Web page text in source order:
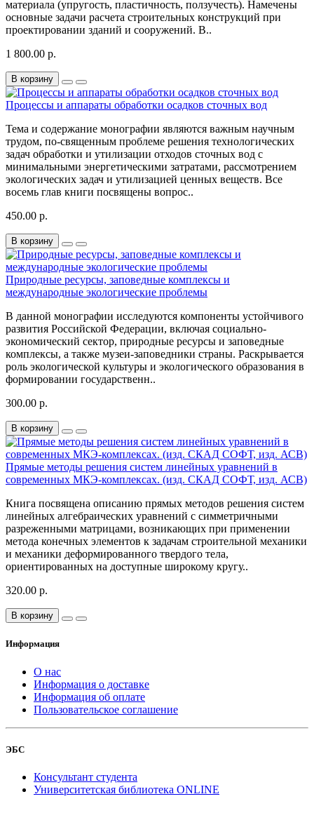
материала (упругость, пластичность, ползучесть). Намечены
основные задачи расчета строительных конструкций при
проектировании зданий и сооружений. В..
1 800.00 р.
В корзину
Процессы и аппараты обработки осадков сточных вод
Тема и содержание монографии являются важным научным
трудом, по-священным проблеме решения технологических
задач обработки и утилизации отходов сточных вод с
минимальными энергетическими затратами, рассмотрением
экологических задач и утилизацией ценных веществ. Все
восемь глав книги посвящены вопрос..
450.00 р.
В корзину
Природные ресурсы, заповедные комплексы и
международные экологические проблемы
В данной монографии исследуются компоненты устойчивого
развития Российской Федерации, включая социально-
экономический сектор, природные ресурсы и заповедные
комплексы, а также музеи-заповедники страны. Раскрывается
роль экологической культуры и экологического образования в
формировании государственн..
300.00 р.
В корзину
Прямые методы решения систем линейных уравнений в
современных МКЭ-комплексах. (изд. СКАД СОФТ, изд. АСВ)
Книга посвящена описанию прямых методов решения систем
линейных алгебраических уравнений с симметричными
разреженными матрицами, возникающих при применении
метода конечных элементов к задачам строительной механики
и механики деформированного твердого тела,
ориентированных на доступные широкому кругу..
320.00 р.
В корзину
Информация
О нас
Информация о доставке
Информация об оплате
Пользовательское соглашение
ЭБС
Консультант студента
Университетская библиотека ONLINE